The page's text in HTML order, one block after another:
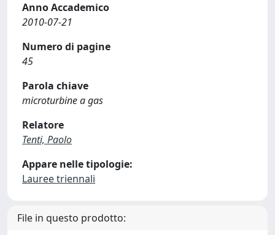
Anno Accademico
2010-07-21
Numero di pagine
45
Parola chiave
microturbine a gas
Relatore
Tenti, Paolo
Appare nelle tipologie:
Lauree triennali
File in questo prodotto: